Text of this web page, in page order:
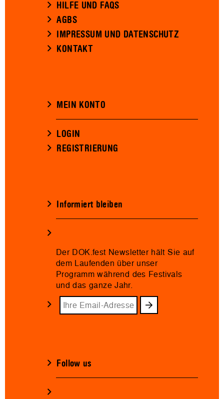
HILFE UND FAQS
AGBS
IMPRESSUM UND DATENSCHUTZ
KONTAKT
MEIN KONTO
LOGIN
REGISTRIERUNG
Informiert bleiben
Der DOK.fest Newsletter hält Sie auf
dem Laufenden über unser
Programm während des Festivals
und das ganze Jahr.
Follow us